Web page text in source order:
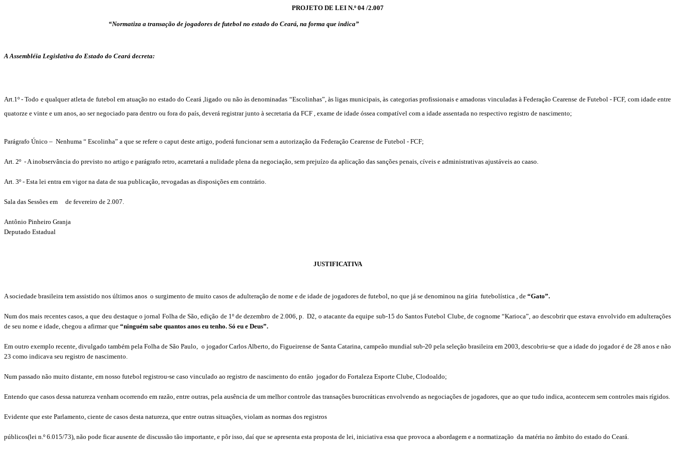
PROJETO DE LEI N.º 04 /2.007
“Normatiza a transação de jogadores de futebol no estado do Ceará, na forma que indica”
A Assembléia Legislativa do Estado do Ceará decreta:
Art.1º - Todo e qualquer atleta de futebol em atuação no estado do Ceará ,ligado ou não às denominadas “Escolinhas”, às ligas municipais, às categorias profissionais e amadoras vinculadas à Federação Cearense de Futebol - FCF, com idade entre
quatorze e vinte e um anos, ao ser negociado para dentro ou fora do país, deverá registrar junto à secretaria da FCF , exame de idade óssea compatível com a idade assentada no respectivo registro de nascimento;
Parágrafo Único – Nenhuma “ Escolinha” a que se refere o caput deste artigo, poderá funcionar sem a autorização da Federação Cearense de Futebol - FCF;
Art. 2º - A inobservância do previsto no artigo e parágrafo retro, acarretará a nulidade plena da negociação, sem prejuízo da aplicação das sanções penais, cíveis e administrativas ajustáveis ao caaso.
Art. 3º - Esta lei entra em vigor na data de sua publicação, revogadas as disposições em contrário.
Sala das Sessões em de fevereiro de 2.007.
Antônio Pinheiro Granja
Deputado Estadual
JUSTIFICATIVA
A sociedade brasileira tem assistido nos últimos anos o surgimento de muito casos de adulteração de nome e de idade de jogadores de futebol, no que já se denominou na gíria futebolística , de “Gato”.
Num dos mais recentes casos, a que deu destaque o jornal Folha de São, edição de 1º de dezembro de 2.006, p. D2, o atacante da equipe sub-15 do Santos Futebol Clube, de cognome “Karioca”, ao descobrir que estava envolvido em adulterações
de seu nome e idade, chegou a afirmar que “ninguém sabe quantos anos eu tenho. Só eu e Deus”.
Em outro exemplo recente, divulgado também pela Folha de São Paulo, o jogador Carlos Alberto, do Figueirense de Santa Catarina, campeão mundial sub-20 pela seleção brasileira em 2003, descobriu-se que a idade do jogador é de 28 anos e não
23 como indicava seu registro de nascimento.
Num passado não muito distante, em nosso futebol registrou-se caso vinculado ao registro de nascimento do então jogador do Fortaleza Esporte Clube, Clodoaldo;
Entendo que casos dessa natureza venham ocorrendo em razão, entre outras, pela ausência de um melhor controle das transações burocráticas envolvendo as negociações de jogadores, que ao que tudo indica, acontecem sem controles mais rígidos.
Evidente que este Parlamento, ciente de casos desta natureza, que entre outras situações, violam as normas dos registros
públicos(lei n.º 6.015/73), não pode ficar ausente de discussão tão importante, e pôr isso, daí que se apresenta esta proposta de lei, iniciativa essa que provoca a abordagem e a normatização da matéria no âmbito do estado do Ceará.